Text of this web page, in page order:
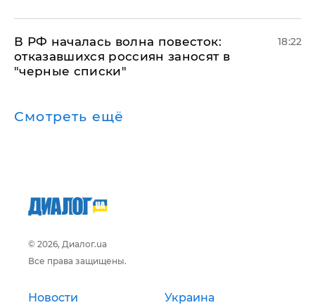
​В РФ началась волна повесток:
отказавшихся россиян заносят в
"черные списки"
18:22
Смотреть ещё
© 2026, Диалог.ua
Все права защищены.
Новости Украина